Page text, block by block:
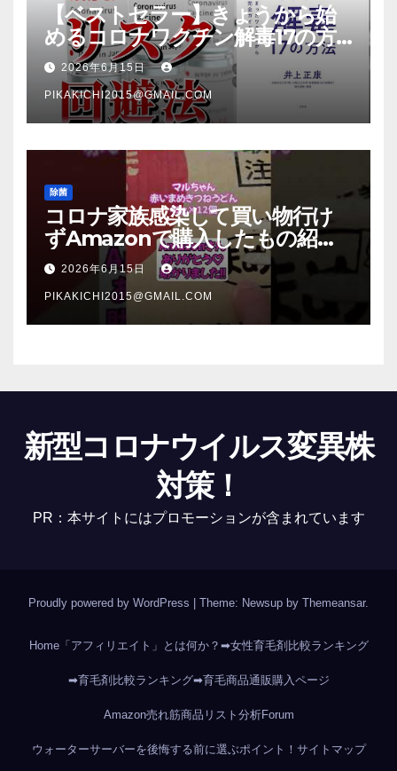
【ベストセラー】きょうから始
めるコロナワクチン解毒17の方
法【本要約】
2026年6月15日
PIKAKICHI2015@GMAIL.COM
除菌
コロナ家族感染して買い物行け
ずAmazonで購入したもの紹
介 #Shorts
2026年6月15日
PIKAKICHI2015@GMAIL.COM
新型コロナウイルス変異株
対策！
PR：本サイトにはプロモーションが含まれています
Proudly powered by WordPress Theme: Newsup by Themeansar.
Home「アフィリエイト」とは何か？ ➡女性育毛剤比較ランキング
➡育毛剤比較ランキング➡育毛商品通販購入ページ
Amazon売れ筋商品リスト分析Forum
ウォーターサーバーを後悔する前に選ぶポイント！ サイトマップ